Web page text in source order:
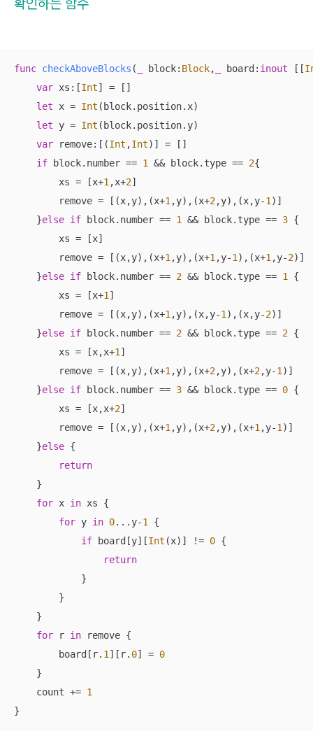
func checkAboveBlocks ( block: Block, board : inout [[
var xs:[Int] = []
let x = Int (block.position.x)
let y = Int (block.position.y)
var remove:[(Int ,Int)] = []
if block.number == 1 && block.type == 2{
        xs
= [x+1 ,x+2]
        remove
= [(x,y),(x+1 ,y),(x+2,y),(x,y-1 )]
    }
else if block.number == 1 && block.type == 3 {
        xs
= [x]
        remove
= [(x,y),(x+1 ,y),(x+1 ,y-1 ),(x+1 ,y-2)]
    }
else if block.number == 2 && block.type == 1
{
        xs
= [x+1 ]
        remove
= [(x,y),(x+1 ,y),(x,y-1 ),(x,y-2)]
    }
else if block.number == 2 && block.type == 2 {
        xs
= [x,x+1 ]
        remove
= [(x,y),(x+1 ,y),(x+2,y),(x+2,y-1 )]
    }
else if block.number == 3 && block.type == 0 {
        xs
= [x,x+2]
        remove
= [(x,y),(x+1 ,y),(x+2,y),(x+1 ,y-1 )]
    }
else {
return
    }
for x in xs {
for y in 0... y-1
{
if board[y][Int (x)] != 0 {
return
            }
        }
    }
for r in remove {
        board[r.
1 ][r. 0] = 0
    }
    count
+= 1
}